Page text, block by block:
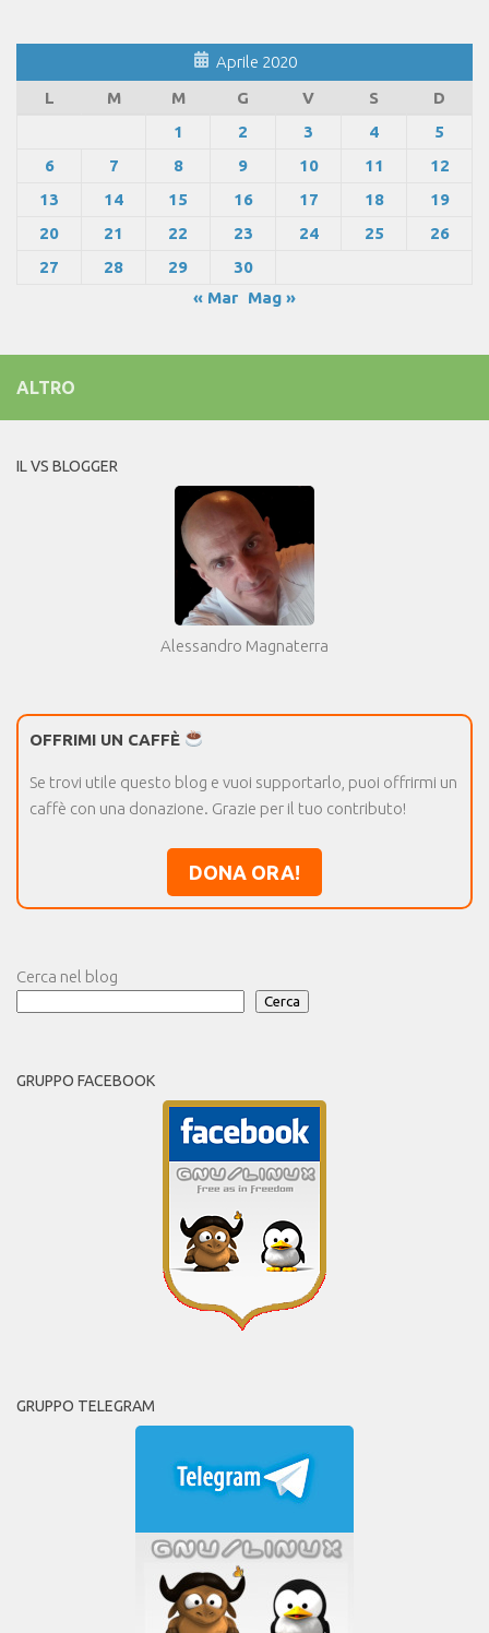
Aprile 2020
L
M M G V S
D
1
2 3 4
5
6
7 8 9 10 11
12
13
14 15 16 17 18
19
20
21 22 23 24 25
26
27
28 29
30
« Mar Mag »
ALTRO
IL VS BLOGGER
Alessandro Magnaterra
OFFRIMI UN CAFFÈ
Se trovi utile questo blog e vuoi supportarlo, puoi offrirmi un
caffè con una donazione. Grazie per il tuo contributo!
DONA ORA!
Cerca nel blog
Cerca
GRUPPO FACEBOOK
GRUPPO TELEGRAM